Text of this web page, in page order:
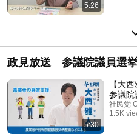
5:26
政見放送 参議院議員選
5:30
【大
参議院
社民党
1.5K